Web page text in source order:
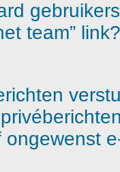
team” link?